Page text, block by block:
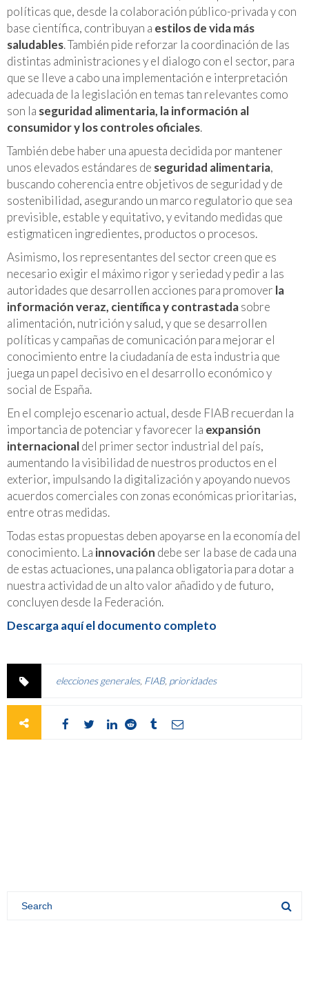
políticas que, desde la colaboración público-privada y con
base científica, contribuyan a estilos de vida más
saludables. También pide reforzar la coordinación de las
distintas administraciones y el dialogo con el sector, para
que se lleve a cabo una implementación e interpretación
adecuada de la legislación en temas tan relevantes como
son la seguridad alimentaria, la información al
consumidor y los controles oficiales.
También debe haber una apuesta decidida por mantener
unos elevados estándares de seguridad alimentaria,
buscando coherencia entre objetivos de seguridad y de
sostenibilidad, asegurando un marco regulatorio que sea
previsible, estable y equitativo, y evitando medidas que
estigmaticen ingredientes, productos o procesos.
Asimismo, los representantes del sector creen que es
necesario exigir el máximo rigor y seriedad y pedir a las
autoridades que desarrollen acciones para promover la
información veraz, científica y contrastadasobre
alimentación, nutrición y salud, y que se desarrollen
políticas y campañas de comunicación para mejorar el
conocimiento entre la ciudadanía de esta industria que
juega un papel decisivo en el desarrollo económico y
social de España.
En el complejo escenario actual, desde FIAB recuerdan la
importancia de potenciar y favorecer la expansión
internacionaldel primer sector industrial del país,
aumentando la visibilidad de nuestros productos en el
exterior, impulsando la digitalización y apoyando nuevos
acuerdos comerciales con zonas económicas prioritarias,
entre otras medidas.
Todas estas propuestas deben apoyarse en la economía del
conocimiento. La innovación debe ser la base de cada una
de estas actuaciones, una palanca obligatoria para dotar a
nuestra actividad de un alto valor añadido y de futuro,
concluyen desde la Federación.
Descarga aquí el documento completo
elecciones generales, FIAB, prioridades